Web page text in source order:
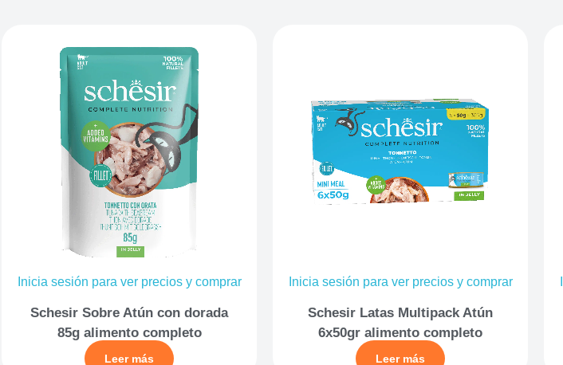
Inicia sesión para ver precios y comprar
Schesir Sobre Atún con dorada
85g alimento completo
Leer más
Inicia sesión para ver precios y comprar
Schesir Latas Multipack Atún
6x50gr alimento completo
Leer más